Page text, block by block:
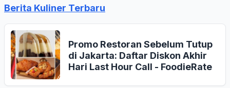
Berita Kuliner Terbaru
Promo Restoran Sebelum Tutup
di Jakarta: Daftar Diskon Akhir
Hari Last Hour Call - FoodieRate